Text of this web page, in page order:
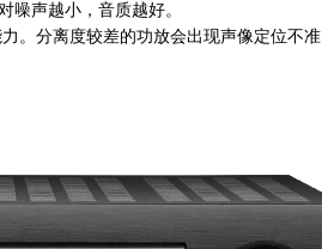
噪声越小，音质越好。
分离度较差的功放会出现声像定位不